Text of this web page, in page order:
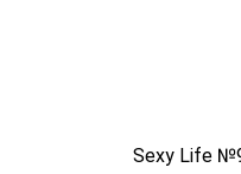
Sexy Life